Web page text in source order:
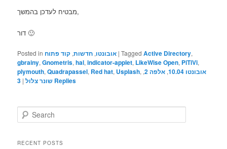
מבטיח לעדכן בהמשך,
דור 🙂
Posted in אובונטו, חדשות, קוד פתוח |Tagged Active Directory,
gbrainy,Gnometris,hal,indicator-applet, LikeWise Open, PiTiVi,
plymouth,Quadrapassel, Red hat, Usplash, אובונטו 10.04 , אלפה 2 ,
שונר צלול |
3 Replies
e
rRECENT POSTS